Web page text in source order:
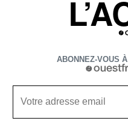
ABONNEZ-VOUS